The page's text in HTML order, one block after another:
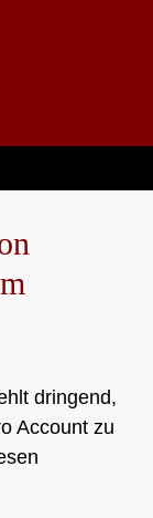
dringend,
Account zu